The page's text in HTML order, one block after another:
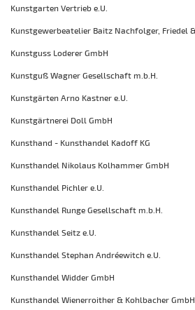
Kunstgarten Vertrieb e.U.
Kunstgewerbeatelier Baitz Nachfolger, Friedel &
Kunstguss Loderer GmbH
Kunstguß Wagner Gesellschaft m.b.H.
Kunstgärten Arno Kastner e.U.
Kunstgärtnerei Doll GmbH
Kunsthand - Kunsthandel Kadoff KG
Kunsthandel Nikolaus Kolhammer GmbH
Kunsthandel Pichler e.U.
Kunsthandel Runge Gesellschaft m.b.H.
Kunsthandel Seitz e.U.
Kunsthandel Stephan Andréewitch e.U.
Kunsthandel Widder GmbH
Kunsthandel Wienerroither & Kohlbacher GmbH